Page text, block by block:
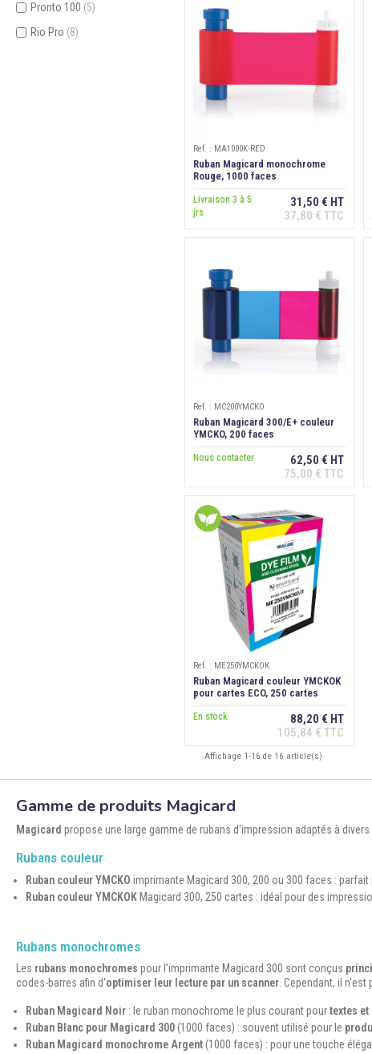
Pronto 100 (5)
Rio Pro (8)
Ref. : MA1000K-RED
Ruban Magicard monochrome
Rouge, 1000 faces
Livraison 3 à 5
jrs
31,50 € HT
37,80 € TTC
Ref. : MC200YMCKO
Ruban Magicard 300/E+ couleur
YMCKO, 200 faces
Nous contacter
62,50 € HT
75,00 € TTC
Ref. : ME250YMCKOK
Ruban Magicard couleur YMCKOK
pour cartes ECO, 250 cartes
En stock
88,20 € HT
105,84 € TTC
Affichage 1-16 de 16 article(s)
Gamme de produits Magicard
Magicard propose une large gamme de rubans d'impression adaptés à
Rubans couleur
Ruban couleur YMCKO imprimante Magicard 300, 200 ou 300 faces :
Ruban couleur YMCKOK Magicard 300, 250 cartes : idéal pour des
Rubans monochromes
Les rubans monochromes pour l’imprimante Magicard 300 sont conçus
codes-barres afin d'optimiser leur lecture par un scanner . Cependant, il
Ruban Magicard Noir : le ruban monochrome le plus courant pourtextes et
Ruban Blanc pour Magicard 300(1000 faces) : souvent utilisé pour le
Ruban Magicard monochrome Argent(1000 faces) : pour une touche